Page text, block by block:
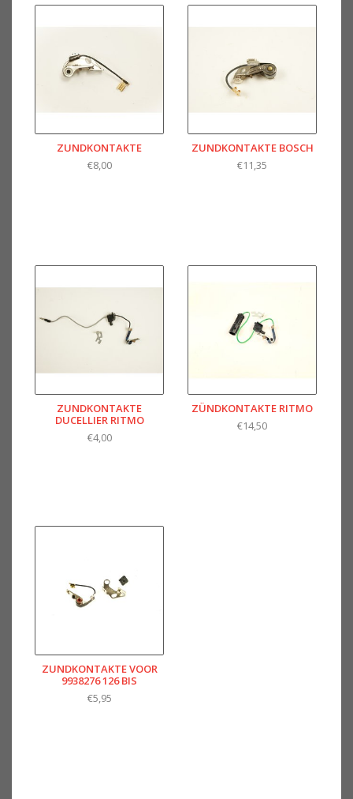
ZUNDKONTAKTE
€8,00
ZUNDKONTAKTE BOSCH
€11,35
ZUNDKONTAKTE
DUCELLIER RITMO
€4,00
ZÜNDKONTAKTE RITMO
€14,50
ZUNDKONTAKTE VOOR
9938276 126 BIS
€5,95